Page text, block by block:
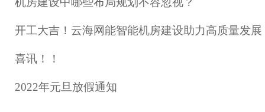
开工大吉！云海网能智能机房建设助力高质量发展
喜讯！！
2022年元旦放假通知